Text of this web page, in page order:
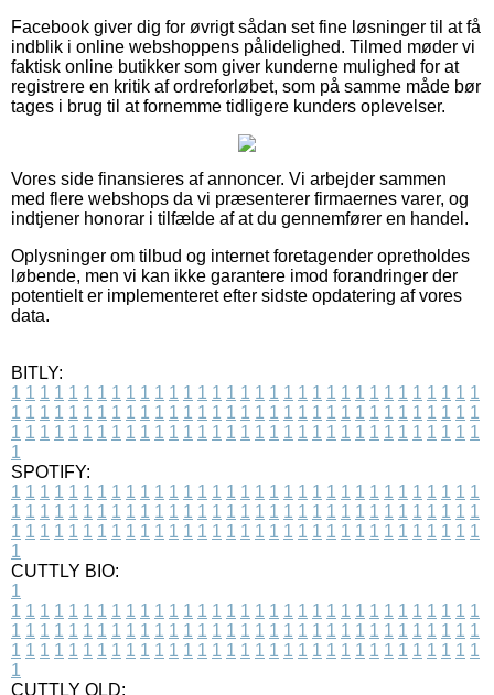
Facebook giver dig for øvrigt sådan set fine løsninger til at få
indblik i online webshoppens pålidelighed. Tilmed møder vi
faktisk online butikker som giver kunderne mulighed for at
registrere en kritik af ordreforløbet, som på samme måde bør
tages i brug til at fornemme tidligere kunders oplevelser.
Vores side finansieres af annoncer. Vi arbejder sammen
med flere webshops da vi præsenterer firmaernes varer, og
indtjener honorar i tilfælde af at du gennemfører en handel.
Oplysninger om tilbud og internet foretagender opretholdes
løbende, men vi kan ikke garantere imod forandringer der
potentielt er implementeret efter sidste opdatering af vores
data.
BITLY:
1 1 1 1 1 1 1 1 1 1 1 1 1 1 1 1 1 1 1 1 1 1 1 1 1 1 1 1 1 1 1 1 1
1 1 1 1 1 1 1 1 1 1 1 1 1 1 1 1 1 1 1 1 1 1 1 1 1 1 1 1 1 1 1 1 1
1 1 1 1 1 1 1 1 1 1 1 1 1 1 1 1 1 1 1 1 1 1 1 1 1 1 1 1 1 1 1 1 1
1
SPOTIFY:
1 1 1 1 1 1 1 1 1 1 1 1 1 1 1 1 1 1 1 1 1 1 1 1 1 1 1 1 1 1 1 1 1
1 1 1 1 1 1 1 1 1 1 1 1 1 1 1 1 1 1 1 1 1 1 1 1 1 1 1 1 1 1 1 1 1
1 1 1 1 1 1 1 1 1 1 1 1 1 1 1 1 1 1 1 1 1 1 1 1 1 1 1 1 1 1 1 1 1
1
CUTTLY BIO:
1
1 1 1 1 1 1 1 1 1 1 1 1 1 1 1 1 1 1 1 1 1 1 1 1 1 1 1 1 1 1 1 1 1
1 1 1 1 1 1 1 1 1 1 1 1 1 1 1 1 1 1 1 1 1 1 1 1 1 1 1 1 1 1 1 1 1
1 1 1 1 1 1 1 1 1 1 1 1 1 1 1 1 1 1 1 1 1 1 1 1 1 1 1 1 1 1 1 1 1
1
CUTTLY OLD: